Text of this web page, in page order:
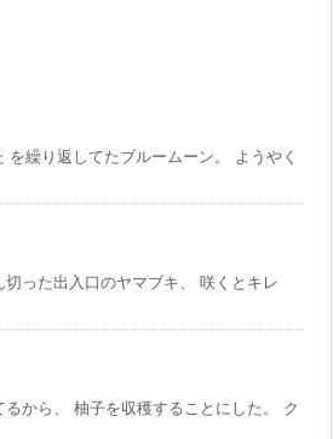
繰り返してたブルームーン。 ようやく
った出入口のヤマブキ、 咲くとキレ
から、 柚子を収穫することにした。 ク